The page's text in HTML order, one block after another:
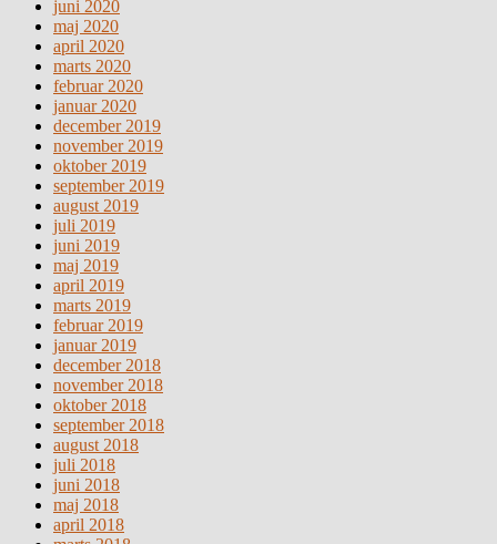
juni 2020
maj 2020
april 2020
marts 2020
februar 2020
januar 2020
december 2019
november 2019
oktober 2019
september 2019
august 2019
juli 2019
juni 2019
maj 2019
april 2019
marts 2019
februar 2019
januar 2019
december 2018
november 2018
oktober 2018
september 2018
august 2018
juli 2018
juni 2018
maj 2018
april 2018